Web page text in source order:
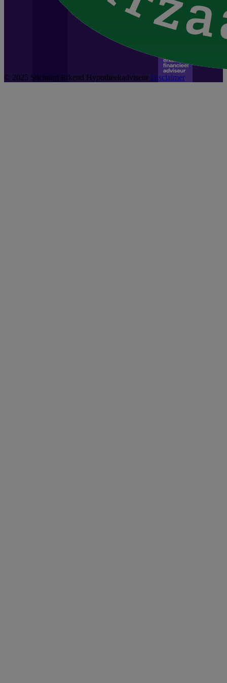
© 2025 Stichting Erkend Hypotheekadviseur Disclaimer